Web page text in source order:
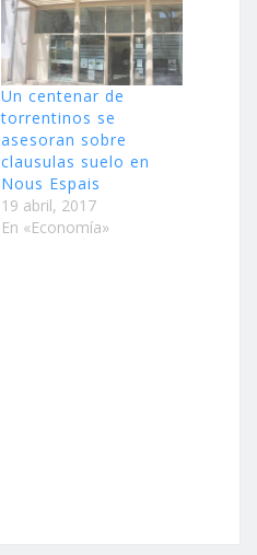
Un centenar de
torrentinos se
asesoran sobre
clausulas suelo en
Nous Espais
19 abril, 2017
En «Economía»